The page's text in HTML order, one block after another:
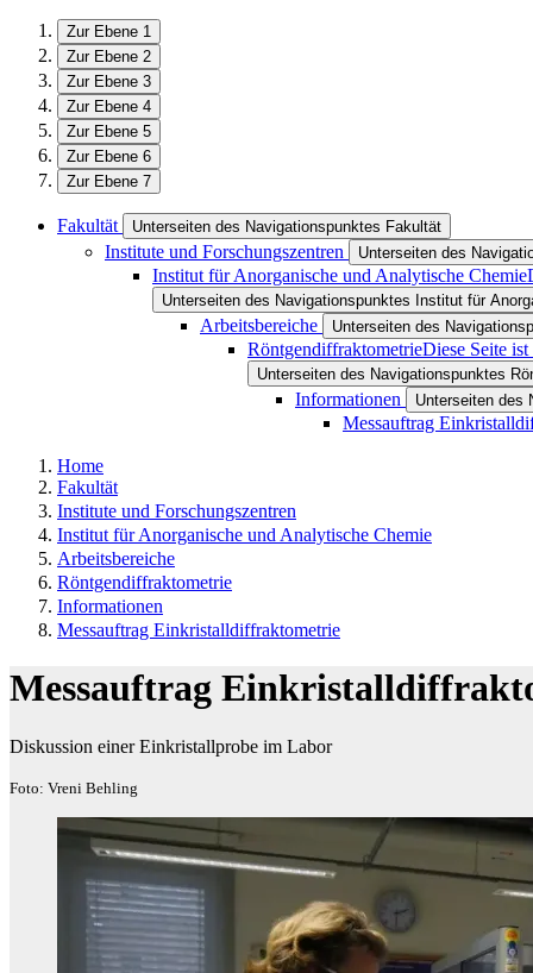
Zur Ebene 1
Zur Ebene 2
Zur Ebene 3
Zur Ebene 4
Zur Ebene 5
Zur Ebene 6
Zur Ebene 7
Fakultät Unterseiten des Navigationspunktes Fakultät
Institute und Forschungszentren Unterseiten des
Institut für Anorganische und Analytische Chemie
Unterseiten des Navigationspunktes Institut für
Arbeitsbereiche Unterseiten des
RöntgendiffraktometrieDiese Seite
Unterseiten des Navigationspunktes
Informationen Unterseiten des
Messauftrag
Home
Fakultät
Institute und Forschungszentren
Institut für Anorganische und Analytische Chemie
Arbeitsbereiche
Röntgendiffraktometrie
Informationen
Messauftrag Einkristalldiffraktometrie
Messauftrag
Diskussion einer Einkristallprobe im Labor
Foto: Vreni Behling